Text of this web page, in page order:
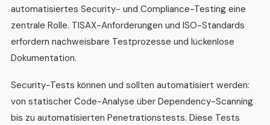
automatisiertes Security- und Compliance-Testing eine
zentrale Rolle. TISAX-Anforderungen und ISO-Standards
erfordern nachweisbare Testprozesse und lückenlose
Dokumentation.
Security-Tests können und sollten automatisiert werden:
von statischer Code-Analyse über Dependency-Scanning
bis zu automatisierten Penetrationstests. Diese Tests